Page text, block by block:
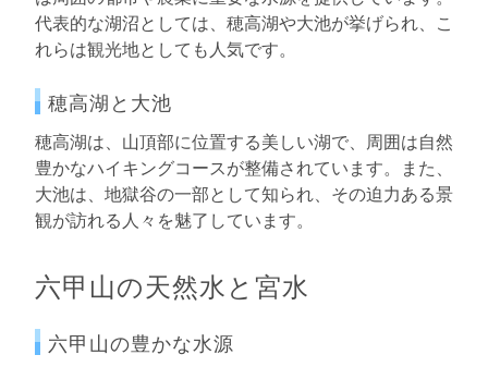
代表的な湖沼としては、穂高湖や大池が挙げられ、こ
れらは観光地としても人気です。
穂高湖と大池
穂高湖は、山頂部に位置する美しい湖で、周囲は自然
豊かなハイキングコースが整備されています。また、
大池は、地獄谷の一部として知られ、その迫力ある景
観が訪れる人々を魅了しています。
六甲山の天然水と宮水
六甲山の豊かな水源